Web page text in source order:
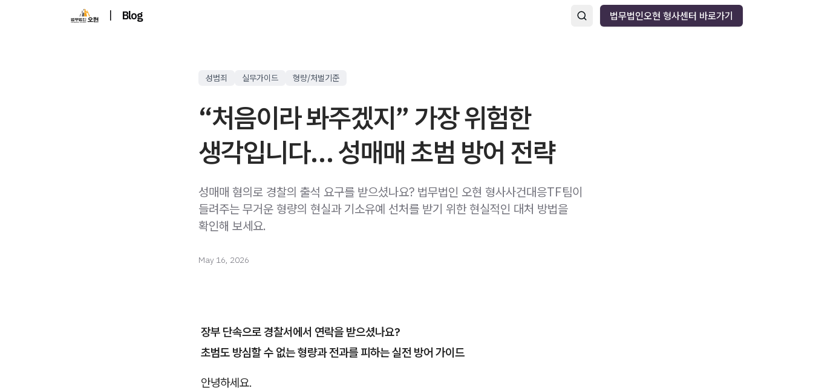
| Blog 법무법인오현 형사센터 바로가기
성범죄 실무가이드 형량/처벌기준
“처음이라 봐주겠지” 가장 위험한
생각입니다… 성매매 초범 방어 전략
성매매 혐의로 경찰의 출석 요구를 받으셨나요? 법무법인 오현 형사사건대응TF팀이
들려주는 무거운 형량의 현실과 기소유예 선처를 받기 위한 현실적인 대처 방법을
확인해 보세요.
May 16, 2026
장부 단속으로 경찰서에서 연락을 받으셨나요?
초범도 방심할 수 없는 형량과 전과를 피하는 실전 방어 가이드
안녕하세요.